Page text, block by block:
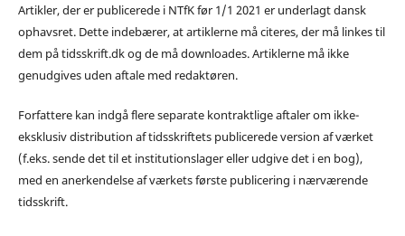
Artikler, der er publicerede i NTfK før 1/1 2021 er underlagt dansk
ophavsret. Dette indebærer, at artiklerne må citeres, der må linkes til
dem på tidsskrift.dk og de må downloades. Artiklerne må ikke
genudgives uden aftale med redaktøren.
Forfattere kan indgå flere separate kontraktlige aftaler om ikke-
eksklusiv distribution af tidsskriftets publicerede version af værket
(f.eks. sende det til et institutionslager eller udgive det i en bog),
med en anerkendelse af værkets første publicering i nærværende
tidsskrift.